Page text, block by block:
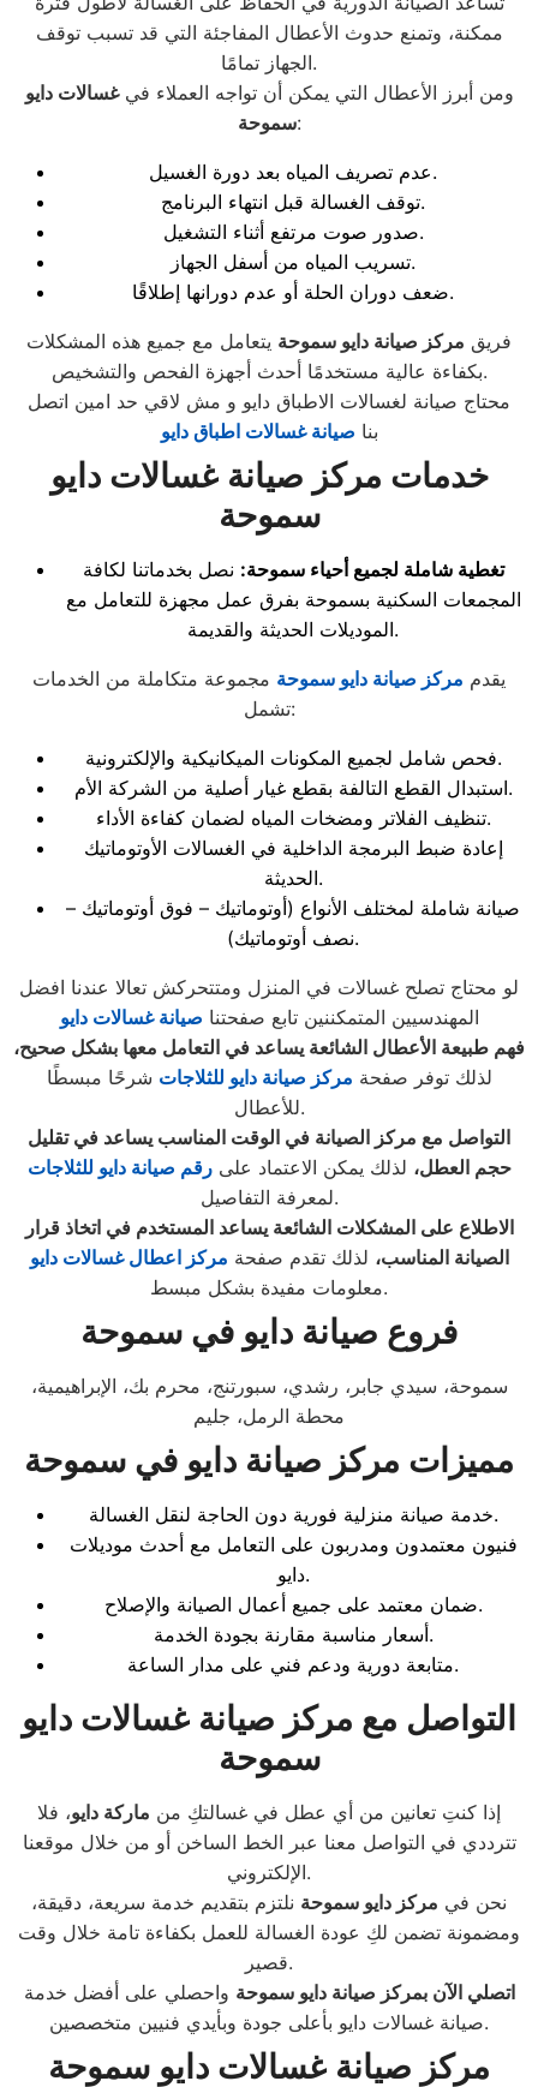
ممكنة، وتمنع حدوث الأعطال المفاجئة التي قد تسبب توقف
الجهاز تمامًا.
ومن أبرز الأعطال التي يمكن أن تواجه العملاء فيغسالات دايو
سموحة:
عدم تصريف المياه بعد دورة الغسيل.
توقف الغسالة قبل انتهاء البرنامج.
صدور صوت مرتفع أثناء التشغيل.
تسريب المياه من أسفل الجهاز.
ضعف دوران الحلة أو عدم دورانها إطلاقًا.
فريق مركز صيانة دايو سموحة يتعامل مع جميع هذه المشكلات
بكفاءة عالية مستخدمًا أحدث أجهزة الفحص والتشخيص.
محتاج صيانة لغسالات الاطباق دايو و مش لاقي حد امين اتصل
بنا صيانة غسالات اطباق دايو
خدمات مركز صيانة غسالات دايو
سموحة
تغطية شاملة لجميع أحياء سموحة: نصل بخدماتنا لكافة
المجمعات السكنية بسموحة بفرق عمل مجهزة للتعامل مع
الموديلات الحديثة والقديمة.
يقدم مركز صيانة دايو سموحة مجموعة متكاملة من الخدمات
تشمل:
فحص شامل لجميع المكونات الميكانيكية والإلكترونية.
استبدال القطع التالفة بقطع غيار أصلية من الشركة الأم.
تنظيف الفلاتر ومضخات المياه لضمان كفاءة الأداء.
إعادة ضبط البرمجة الداخلية في الغسالات الأوتوماتيك
الحديثة.
صيانة شاملة لمختلف الأنواع (أوتوماتيك – فوق أوتوماتيك –
نصف أوتوماتيك).
لو محتاج تصلح غسالات في المنزل ومتتحركش تعالا عندنا افضل
المهندسيين المتمكننين تابع صفحتنا صيانة غسالات دايو
فهم طبيعة الأعطال الشائعة يساعد في التعامل معها بشكل صحيح،
لذلك توفر صفحة مركز صيانة دايو للثلاجات شرحًا مبسطًا
للأعطال.
التواصل مع مركز الصيانة في الوقت المناسب يساعد في تقليل
حجم العطل، لذلك يمكن الاعتماد علىرقم صيانة دايو للثلاجات
لمعرفة التفاصيل.
الاطلاع على المشكلات الشائعة يساعد المستخدم في اتخاذ قرار
الصيانة المناسب، لذلك تقدم صفحة مركز اعطال غسالات دايو
معلومات مفيدة بشكل مبسط.
فروع صيانة دايو في سموحة
سموحة، سيدي جابر، رشدي، سبورتنج، محرم بك، الإبراهيمية،
محطة الرمل، جليم
مميزات مركز صيانة دايو في سموحة
خدمة صيانة منزلية فورية دون الحاجة لنقل الغسالة.
فنيون معتمدون ومدربون على التعامل مع أحدث موديلات
دايو.
ضمان معتمد على جميع أعمال الصيانة والإصلاح.
أسعار مناسبة مقارنة بجودة الخدمة.
متابعة دورية ودعم فني على مدار الساعة.
التواصل مع مركز صيانة غسالات دايو
سموحة
إذا كنتِ تعانين من أي عطل في غسالتكِ من ماركة دايو، فلا
تترددي في التواصل معنا عبر الخط الساخن أو من خلال موقعنا
الإلكتروني.
نحن في مركز دايو سموحة نلتزم بتقديم خدمة سريعة، دقيقة،
ومضمونة تضمن لكِ عودة الغسالة للعمل بكفاءة تامة خلال وقت
قصير.
اتصلي الآن بمركز صيانة دايو سموحة واحصلي على أفضل خدمة
صيانة غسالات دايو بأعلى جودة وبأيدي فنيين متخصصين.
مركز صيانة غسالات دايو سموحة